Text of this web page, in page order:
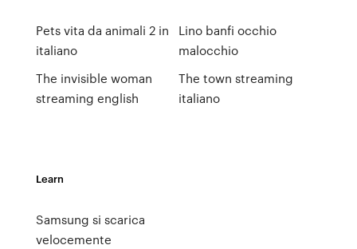
Pets vita da animali 2 in
italiano
The invisible woman
streaming english
Lino banfi occhio
malocchio
The town streaming
italiano
Learn
Samsung si scarica
velocemente